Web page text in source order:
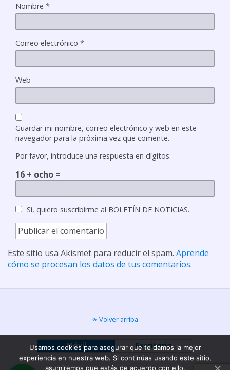
Nombre *
Correo electrónico *
Web
Guardar mi nombre, correo electrónico y web en este
navegador para la próxima vez que comente.
Por favor, introduce una respuesta en dígitos:
16 + ocho =
Sí, quiero suscribirme al BOLETÍN DE NOTICIAS.
Este sitio usa Akismet para reducir el spam. Aprende
cómo se procesan los datos de tus comentarios.
Volver arriba
Móvil Escritorio
Usamos cookies para asegurar que te damos la mejor
experiencia en nuestra web. Si continúas usando este sitio,
asumiremos que estás de acuerdo con ello.